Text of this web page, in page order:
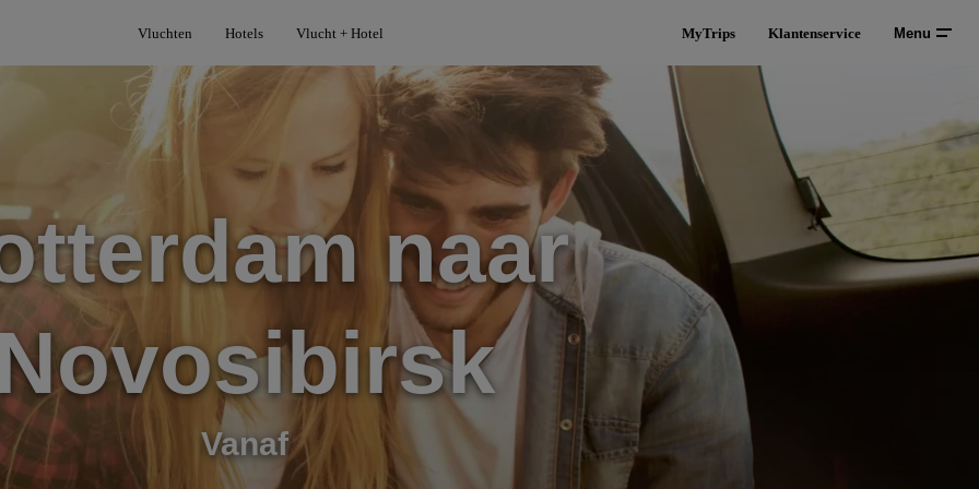
Vluchten Hotels Vlucht + Hotel MyTrips Klantenservice Menu
naar
Vanaf